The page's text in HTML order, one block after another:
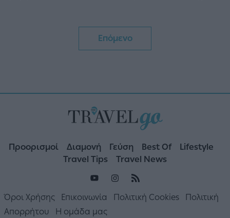
Επόμενο
Προορισμοί Διαμονή Γεύση Best Of
Lifestyle
Travel Tips
Travel News
Όροι Χρήσης Επικοινωνία Πολιτική Cookies
Πολιτική
Απορρήτου
Η ομάδα μας